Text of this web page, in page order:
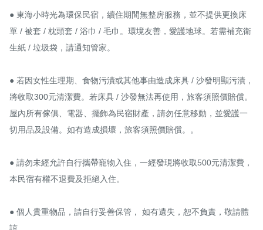
● 東海小時光為環保民宿，續住期間無整房服務，並不提供更換床
單 / 被套 / 枕頭套 / 浴巾 / 毛巾。環境友善，愛護地球。若需補充衛
生紙 / 垃圾袋，請通知管家。
● 若因女性生理期、食物污漬或其他事由造成床具 / 沙發明顯污漬，
將收取300元清潔費。若床具 / 沙發無法再使用，旅客須照價賠償。
屋內所有傢俱、電器、擺飾為民宿財產，請勿任意移動，並愛護一
切用品及設備。如有造成損壞，旅客須照價賠償。。
● 請勿未經允許自行攜帶寵物入住，一經發現將收取500元清潔費，
本民宿有權不退費及拒絕入住。
● 個人貴重物品，請自行妥善保管， 如有遺失，恕不負責，敬請體
諒。